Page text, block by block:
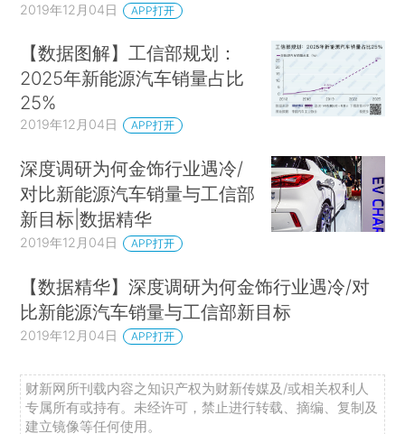
2019年12月04日 APP打开
【数据图解】工信部规划：
2025年新能源汽车销量占比
25%
2019年12月04日 APP打开
深度调研为何金饰行业遇冷/
对比新能源汽车销量与工信部
新目标|数据精华
2019年12月04日 APP打开
【数据精华】深度调研为何金饰行业遇冷/对
比新能源汽车销量与工信部新目标
2019年12月04日 APP打开
财新网所刊载内容之知识产权为财新传媒及/或相关权利人
专属所有或持有。未经许可，禁止进行转载、摘编、复制及
建立镜像等任何使用。